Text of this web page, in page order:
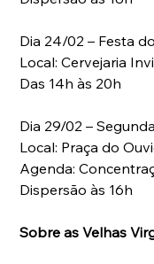
Dia 24/02 – Festa
Local: Cervejaria
Das 14h às 20h
Dia 29/02 –
Local: Praça do
Agenda:
Dispersão às 16h
Sobre as Velhas